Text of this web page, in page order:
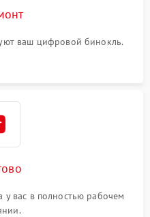
ваш цифровой бинокль.
вас в полностью рабочем